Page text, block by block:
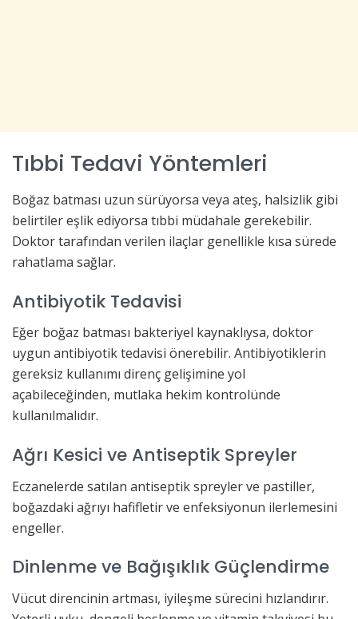
Tıbbi Tedavi Yöntemleri
Boğaz batması uzun sürüyorsa veya ateş, halsizlik gibi
belirtiler eşlik ediyorsa tıbbi müdahale gerekebilir.
Doktor tarafından verilen ilaçlar genellikle kısa sürede
rahatlama sağlar.
Antibiyotik Tedavisi
Eğer boğaz batması bakteriyel kaynaklıysa, doktor
uygun antibiyotik tedavisi önerebilir. Antibiyotiklerin
gereksiz kullanımı direnç gelişimine yol
açabileceğinden, mutlaka hekim kontrolünde
kullanılmalıdır.
Ağrı Kesici ve Antiseptik Spreyler
Eczanelerde satılan antiseptik spreyler ve pastiller,
boğazdaki ağrıyı hafifletir ve enfeksiyonun ilerlemesini
engeller.
Dinlenme ve Bağışıklık Güçlendirme
Vücut direncinin artması, iyileşme sürecini hızlandırır.